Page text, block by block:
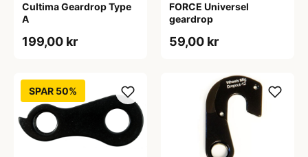
Cultima Geardrop Type
A
199,00 kr
FORCE Universel
geardrop
59,00 kr
SPAR 50%